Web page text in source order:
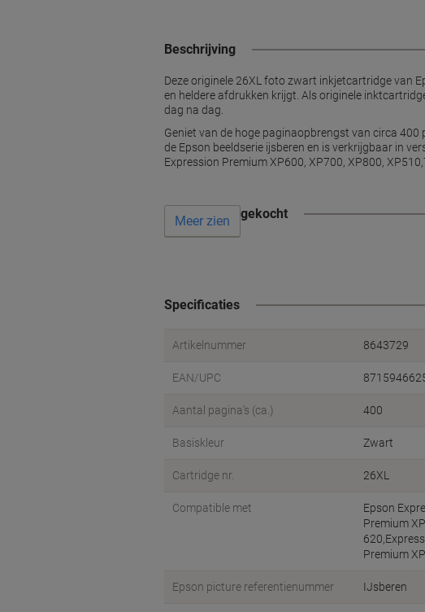
Beschrijving
Deze originele 26XL foto zwart inkjetcartridge van
en heldere afdrukken krijgt. Als originele
dag na dag.
Geniet van de hoge paginaopbrengst van circa 400
de Epson beeldserie ijsberen en is verkrijgbaar in
Expression Premium XP600, XP700, XP800,
Vaak samen gekocht
Meer zien
Specificaties
Artikelnummer 8643729
EAN/UPC
Aantal pagina's (ca.) 400
Basiskleur Zwart
Cartridge nr. 26XL
Compatible met
Epson
Premium
Premium
Epson picture referentienummer IJsberen